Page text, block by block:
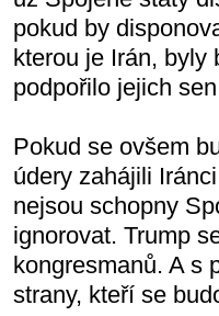
pokud by
kterou je Irán,
podpořilo jejich
Pokud se ovšem
údery zahájili
nejsou schopny
ignorovat. Trump
kongresmanů. A s
strany, kteří se